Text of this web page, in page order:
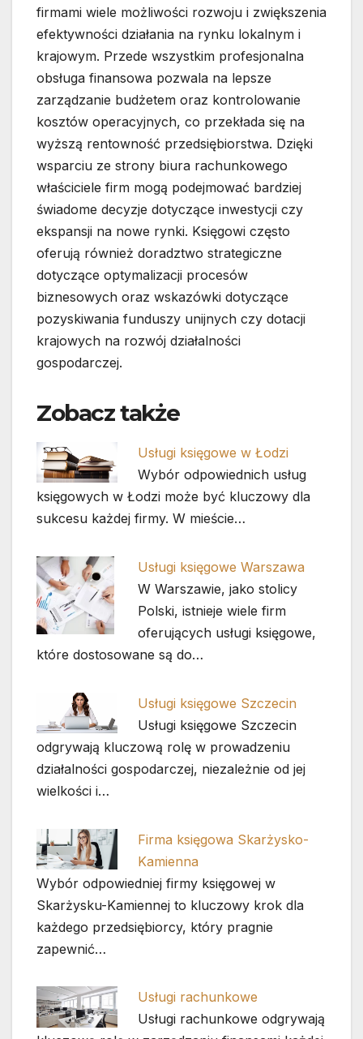
firmami wiele możliwości rozwoju i zwiększenia
efektywności działania na rynku lokalnym i
krajowym. Przede wszystkim profesjonalna
obsługa finansowa pozwala na lepsze
zarządzanie budżetem oraz kontrolowanie
kosztów operacyjnych, co przekłada się na
wyższą rentowność przedsiębiorstwa. Dzięki
wsparciu ze strony biura rachunkowego
właściciele firm mogą podejmować bardziej
świadome decyzje dotyczące inwestycji czy
ekspansji na nowe rynki. Księgowi często
oferują również doradztwo strategiczne
dotyczące optymalizacji procesów
biznesowych oraz wskazówki dotyczące
pozyskiwania funduszy unijnych czy dotacji
krajowych na rozwój działalności
gospodarczej.
Zobacz także
Usługi księgowe w Łodzi
Wybór odpowiednich usług
księgowych w Łodzi może być kluczowy dla
sukcesu każdej firmy. W mieście…
Usługi księgowe Warszawa
W Warszawie, jako stolicy
Polski, istnieje wiele firm
oferujących usługi księgowe,
które dostosowane są do…
Usługi księgowe Szczecin
Usługi księgowe Szczecin
odgrywają kluczową rolę w prowadzeniu
działalności gospodarczej, niezależnie od jej
wielkości i…
Firma księgowa Skarżysko-
Kamienna
Wybór odpowiedniej firmy księgowej w
Skarżysku-Kamiennej to kluczowy krok dla
każdego przedsiębiorcy, który pragnie
zapewnić…
Usługi rachunkowe
Usługi rachunkowe odgrywają